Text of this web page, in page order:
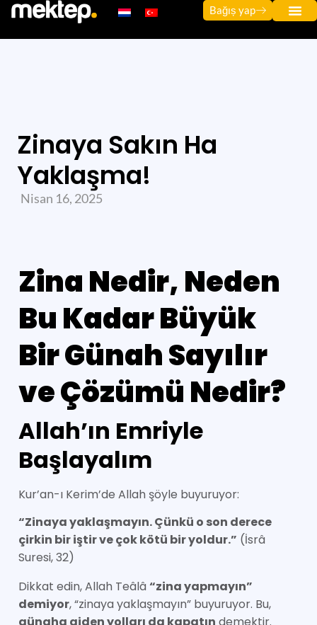
Bağıș yap
Zinaya Sakın Ha
Yaklaşma!
Nisan 16, 2025
Zina Nedir, Neden
Bu Kadar Büyük
Bir Günah Sayılır
ve Çözümü Nedir?
Allah’ın Emriyle
Başlayalım
Kur’an-ı Kerim’de Allah şöyle buyuruyor:
“Zinaya yaklaşmayın. Çünkü o son derece
çirkin bir iştir ve çok kötü bir yoldur.” (İsrâ
Suresi, 32)
Dikkat edin, Allah Teâlâ “zina yapmayın”
demiyor, “zinaya yaklaşmayın” buyuruyor. Bu,